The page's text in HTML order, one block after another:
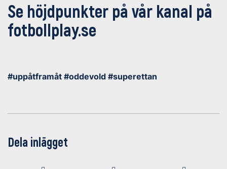
Se höjdpunkter på vår kanal på
fotbollplay.se
#uppåtframåt #oddevold #superettan
Dela inlägget